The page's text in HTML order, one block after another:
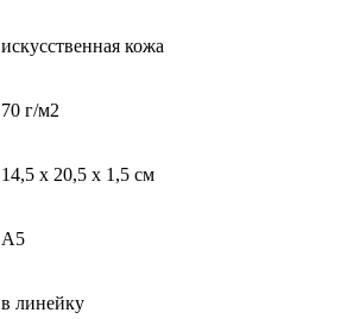
искусственная кожа
70 г/м2
14,5 х 20,5 х 1,5 см
A5
в линейку